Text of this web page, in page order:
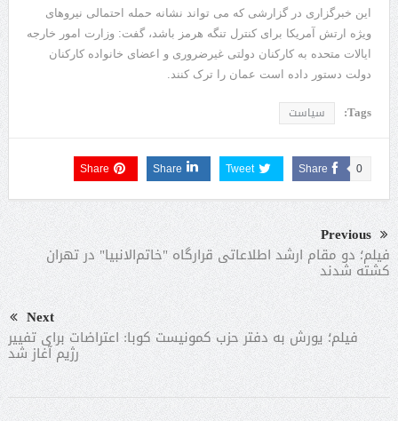
این خبرگزاری در گزارشی که می تواند نشانه حمله احتمالی نیروهای
ویژه ارتش آمریکا برای کنترل تنگه هرمز باشد، گفت: وزارت امور خارجه
ایالات متحده به کارکنان دولتی غیرضروری و اعضای خانواده کارکنان
دولت دستور داده است عمان را ترک کنند.
Tags: سیاست
Share 0
Tweet
Share
Share
Previous
فیلم؛ دو مقام ارشد اطلاعاتی قرارگاه "خاتم‌الانبیا" در تهران
کشته شدند
Next
فیلم؛ یورش به دفتر حزب کمونیست کوبا: اعتراضات برای تفییر
رژیم آغاز شد